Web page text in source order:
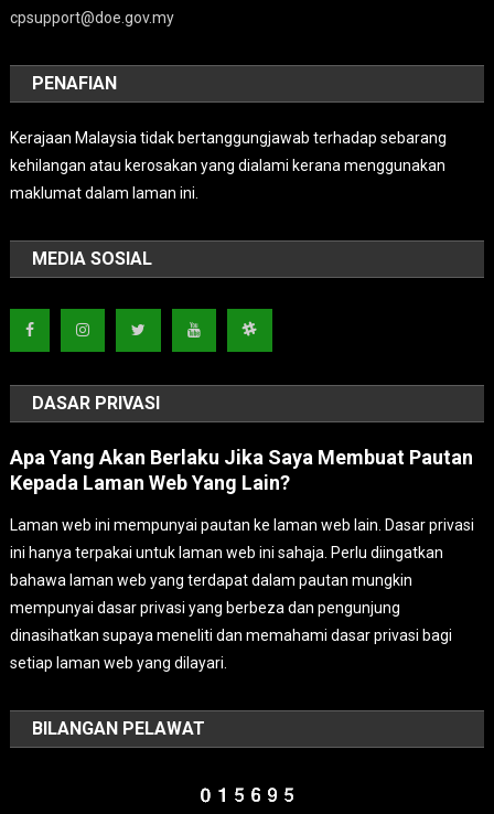
cpsupport@doe.gov.my
PENAFIAN
Kerajaan Malaysia tidak bertanggungjawab terhadap sebarang
kehilangan atau kerosakan yang dialami kerana menggunakan
maklumat dalam laman ini.
MEDIA SOSIAL
DASAR PRIVASI
Apa Yang Akan Berlaku Jika Saya Membuat Pautan
Kepada Laman Web Yang Lain?
Laman web ini mempunyai pautan ke laman web lain. Dasar privasi
ini hanya terpakai untuk laman web ini sahaja. Perlu diingatkan
bahawa laman web yang terdapat dalam pautan mungkin
mempunyai dasar privasi yang berbeza dan pengunjung
dinasihatkan supaya meneliti dan memahami dasar privasi bagi
setiap laman web yang dilayari.
BILANGAN PELAWAT